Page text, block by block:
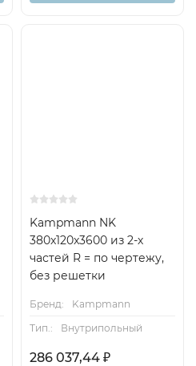
Kampmann NK
380x120x3600 из 2-х
частей R = по чертежу,
без решетки
Бренд:
Kampmann
Тип.:
Внутрипольный
286 037,44 ₽